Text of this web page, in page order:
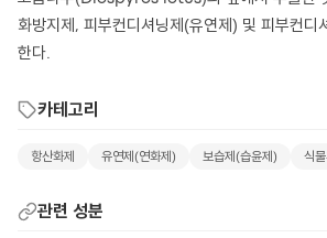
화방지제, 피부컨디셔닝제(유연제) 및 피부컨디
한다.
카테고리
항산화제 유연제(연화제) 보습제(습윤제) 식
관련 성분